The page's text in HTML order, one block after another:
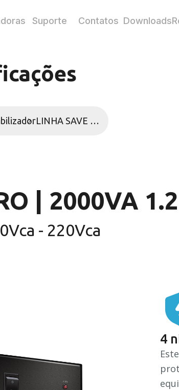
Suporte Contatos Downloads
LINHA SAVE PRO | 2000VA 1.2
| 2000VA 1.2
- 220Vca
4